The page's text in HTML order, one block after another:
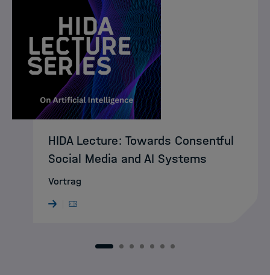
HIDA Lecture: Towards Consentful
Social Media and AI Systems
Vortrag
1 2 3 4 5 6 7